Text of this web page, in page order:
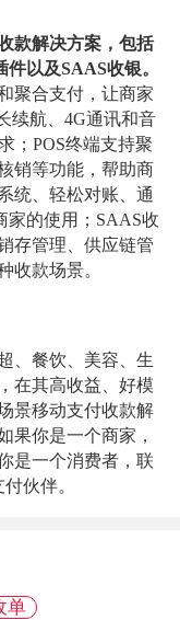
款解决方案，包括
以及SAAS收银。
聚合支付，让商家
续航、4G通讯和音
；POS终端支持聚
销等功能，帮助商
统、轻松对账、通
家的使用；SAAS收
存管理、供应链管
收款场景。
、餐饮、美容、生
在其高收益、好模
景移动支付收款解
果你是一个商家，
是一个消费者，联
伙伴。
单